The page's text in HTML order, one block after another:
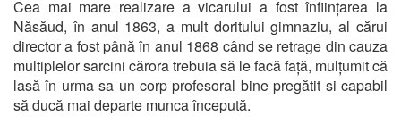
Cea mai mare realizare a vicarului a fost înființarea la
Năsăud, în anul 1863, a mult doritului gimnaziu, al cărui
director a fost până în anul 1868 când se retrage din cauza
multiplelor sarcini cărora trebuia să le facă față, mulțumit că
lasă în urma sa un corp profesoral bine pregătit si capabil
să ducă mai departe munca începută.